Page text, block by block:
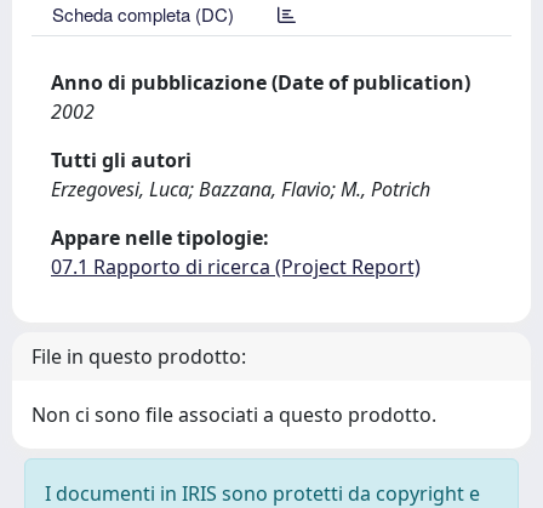
Scheda completa (DC)
Anno di pubblicazione (Date of publication)
2002
Tutti gli autori
Erzegovesi, Luca; Bazzana, Flavio; M., Potrich
Appare nelle tipologie:
07.1 Rapporto di ricerca (Project Report)
File in questo prodotto:
Non ci sono file associati a questo prodotto.
I documenti in IRIS sono protetti da copyright e